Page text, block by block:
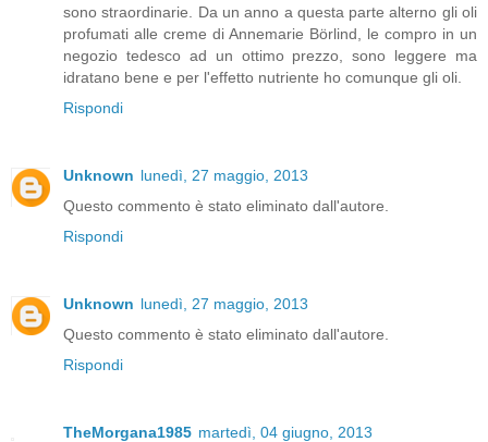
sono straordinarie. Da un anno a questa parte alterno gli oli
profumati alle creme di Annemarie Börlind, le compro in un
negozio tedesco ad un ottimo prezzo, sono leggere ma
idratano bene e per l'effetto nutriente ho comunque gli oli.
Rispondi
Unknown lunedì, 27 maggio, 2013
Questo commento è stato eliminato dall'autore.
Rispondi
Unknown lunedì, 27 maggio, 2013
Questo commento è stato eliminato dall'autore.
Rispondi
TheMorgana1985 martedì, 04 giugno, 2013